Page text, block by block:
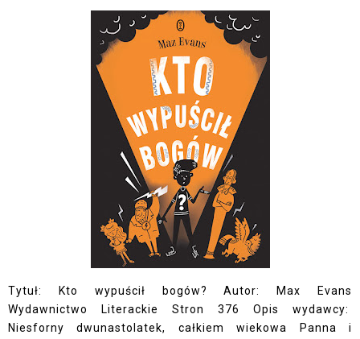
Tytuł: Kto wypuścił bogów? Autor: Max Evans
Wydawnictwo Literackie Stron 376 Opis wydawcy:
Niesforny dwunastolatek, całkiem wiekowa Panna i